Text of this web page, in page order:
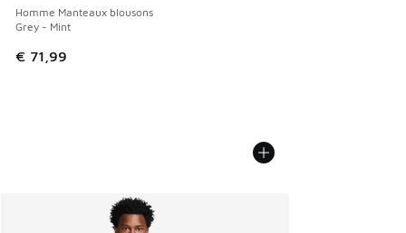
Homme Manteaux blousons
Grey - Mint
€ 71,99